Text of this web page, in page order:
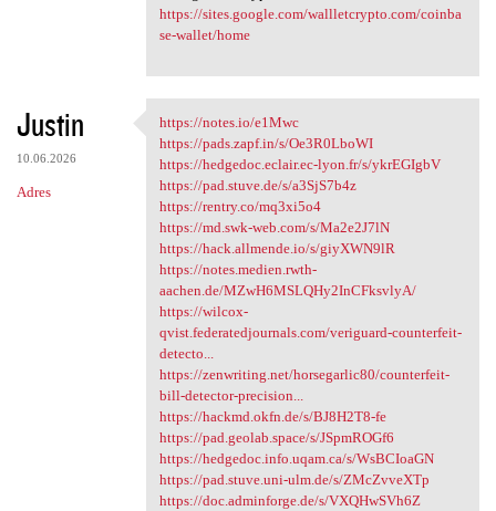
https://sites.google.com/wallletcrypto.com/coinba
se-wallet/home
Justin
10.06.2026
Adres
https://notes.io/e1Mwc
https://notes.io/e1Mwc
https://pads.zapf.in/s/Oe3R0LboWI
https://hedgedoc.eclair.ec-lyon.fr/s/ykrEGIgbV
https://pad.stuve.de/s/a3SjS7b4z
https://rentry.co/mq3xi5o4
https://md.swk-web.com/s/Ma2e2J7lN
https://hack.allmende.io/s/giyXWN9lR
https://notes.medien.rwth-
aachen.de/MZwH6MSLQHy2InCFksvlyA/
https://wilcox-
qvist.federatedjournals.com/veriguard-counterfeit-
detecto...
https://zenwriting.net/horsegarlic80/counterfeit-
bill-detector-precision...
https://hackmd.okfn.de/s/BJ8H2T8-fe
https://pad.geolab.space/s/JSpmROGf6
https://hedgedoc.info.uqam.ca/s/WsBCIoaGN
https://pad.stuve.uni-ulm.de/s/ZMcZvveXTp
https://doc.adminforge.de/s/VXQHwSVh6Z